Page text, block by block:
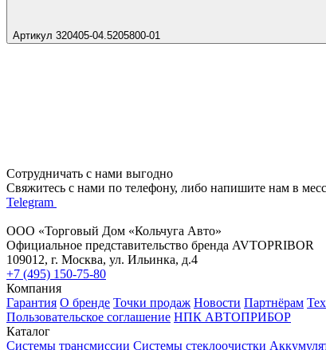
Артикул 320405-04.5205800-01
Сотрудничать с нами выгодно
Свяжитесь с нами по телефону, либо напишите нам в
Telegram
ООО «Торговый Дом «Кольчуга Авто»
Официальное представительство бренда AVTOPRIBOR
109012, г. Москва, ул. Ильинка, д.4
+7 (495) 150-75-80
Компания
Гарантия О бренде Точки продаж Новости Партнёрам
Пользовательское соглашение НПК АВТОПРИБОР
Каталог
Системы трансмиссии Системы стеклоочистки